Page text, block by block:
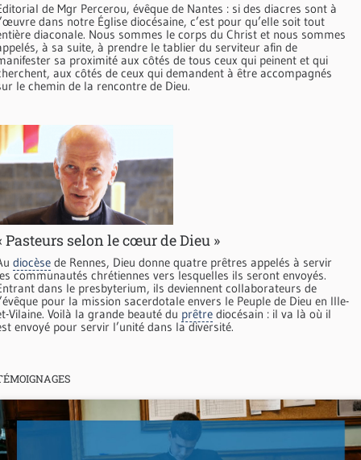
de Mgr Percerou, évêque de Nantes : si des diacres sont à
dans notre Église diocésaine, c’est pour qu’elle soit tout
diaconale. Nous sommes le corps du Christ et nous sommes
à sa suite, à prendre le tablier du serviteur afin de
sa proximité aux côtés de tous ceux qui peinent et qui
aux côtés de ceux qui demandent à être accompagnés
le chemin de la rencontre de Dieu.
Pasteurs selon le cœur de Dieu »
diocèse de Rennes, Dieu donne quatre prêtres appelés à servir
communautés chrétiennes vers lesquelles ils seront envoyés.
dans le presbyterium, ils deviennent collaborateurs de
pour la mission sacerdotale envers le Peuple de Dieu en Ille-
Vilaine. Voilà la grande beauté du prêtre diocésain : il va là où il
envoyé pour servir l’unité dans la diversité.